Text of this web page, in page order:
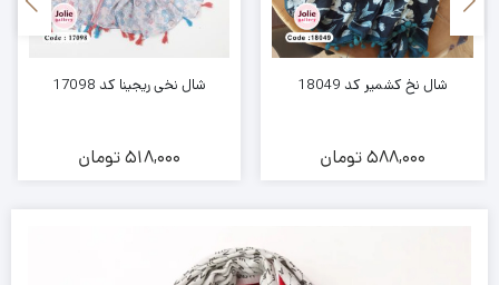
شال نخ کشمیر کد 18049
588,000تومان
شال نخی ریجینا کد 17098
518,000تومان